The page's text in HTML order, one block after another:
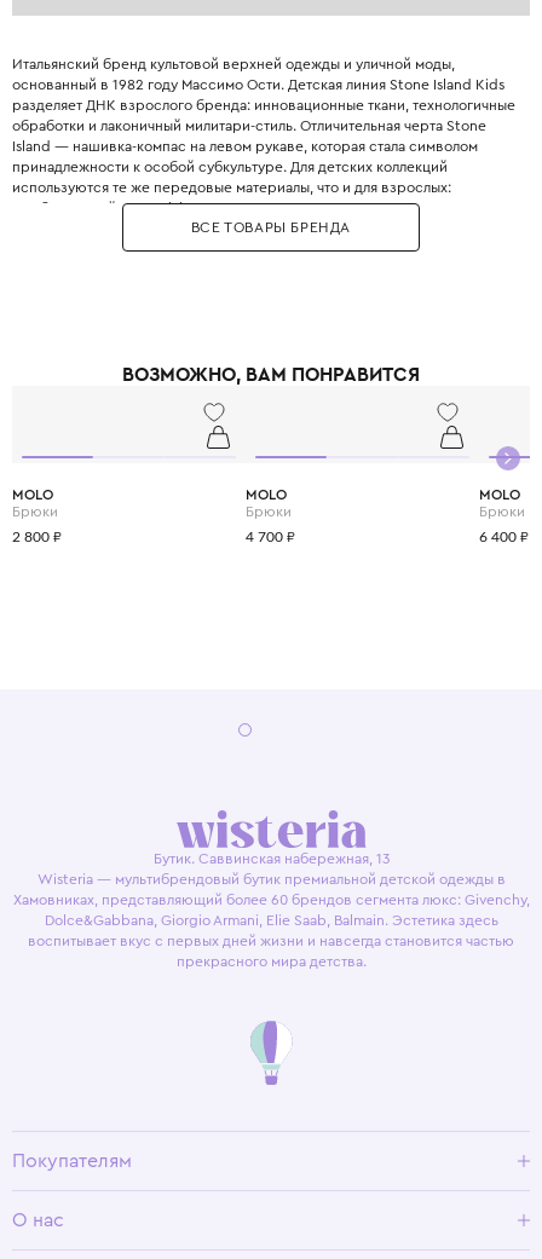
Итальянский бренд культовой верхней одежды и уличной моды,
основанный в 1982 году Массимо Ости. Детская линия Stone Island Kids
разделяет ДНК взрослого бренда: инновационные ткани, технологичные
обработки и лаконичный милитари-стиль. Отличительная черта Stone
Island — нашивка-компас на левом рукаве, которая стала символом
принадлежности к особой субкультуре. Для детских коллекций
используются те же передовые материалы, что и для взрослых:
мембраны, нейлон с эффектом металлик, термочувствительные ткани и
карбон. Ассортимент включает куртки-бомберы, пуховики, парки,
толстовки, футболки, брюки карго и джинсы. Каждая модель Stone Island
Выбирая Stone Island Kids, вы покупаете своему ребёнку не просто
защитит его в любую погоду и сделает частью модной истории.
ВСЕ ТОВАРЫ БРЕНДА
ВОЗМОЖНО, ВАМ ПОНРАВИТСЯ
MOLO
Брюки
2 800 ₽
MOLO
Брюки
4 700 ₽
MOLO
Брюки
6 400 ₽
Бутик. Саввинская набережная, 13
Wisteria — мультибрендовый бутик премиальной детской одежды в
Хамовниках, представляющий более 60 брендов сегмента люкс: Givenchy,
Dolce&Gabbana, Giorgio Armani, Elie Saab, Balmain. Эстетика здесь
воспитывает вкус с первых дней жизни и навсегда становится частью
прекрасного мира детства.
Покупателям
Условия возврата
О нас